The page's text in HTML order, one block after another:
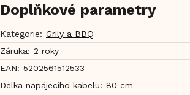
Doplňkové parametry
Kategorie: Grily a BBQ
Záruka: 2 roky
EAN: 5202561512533
Délka napájecího kabelu: 80 cm